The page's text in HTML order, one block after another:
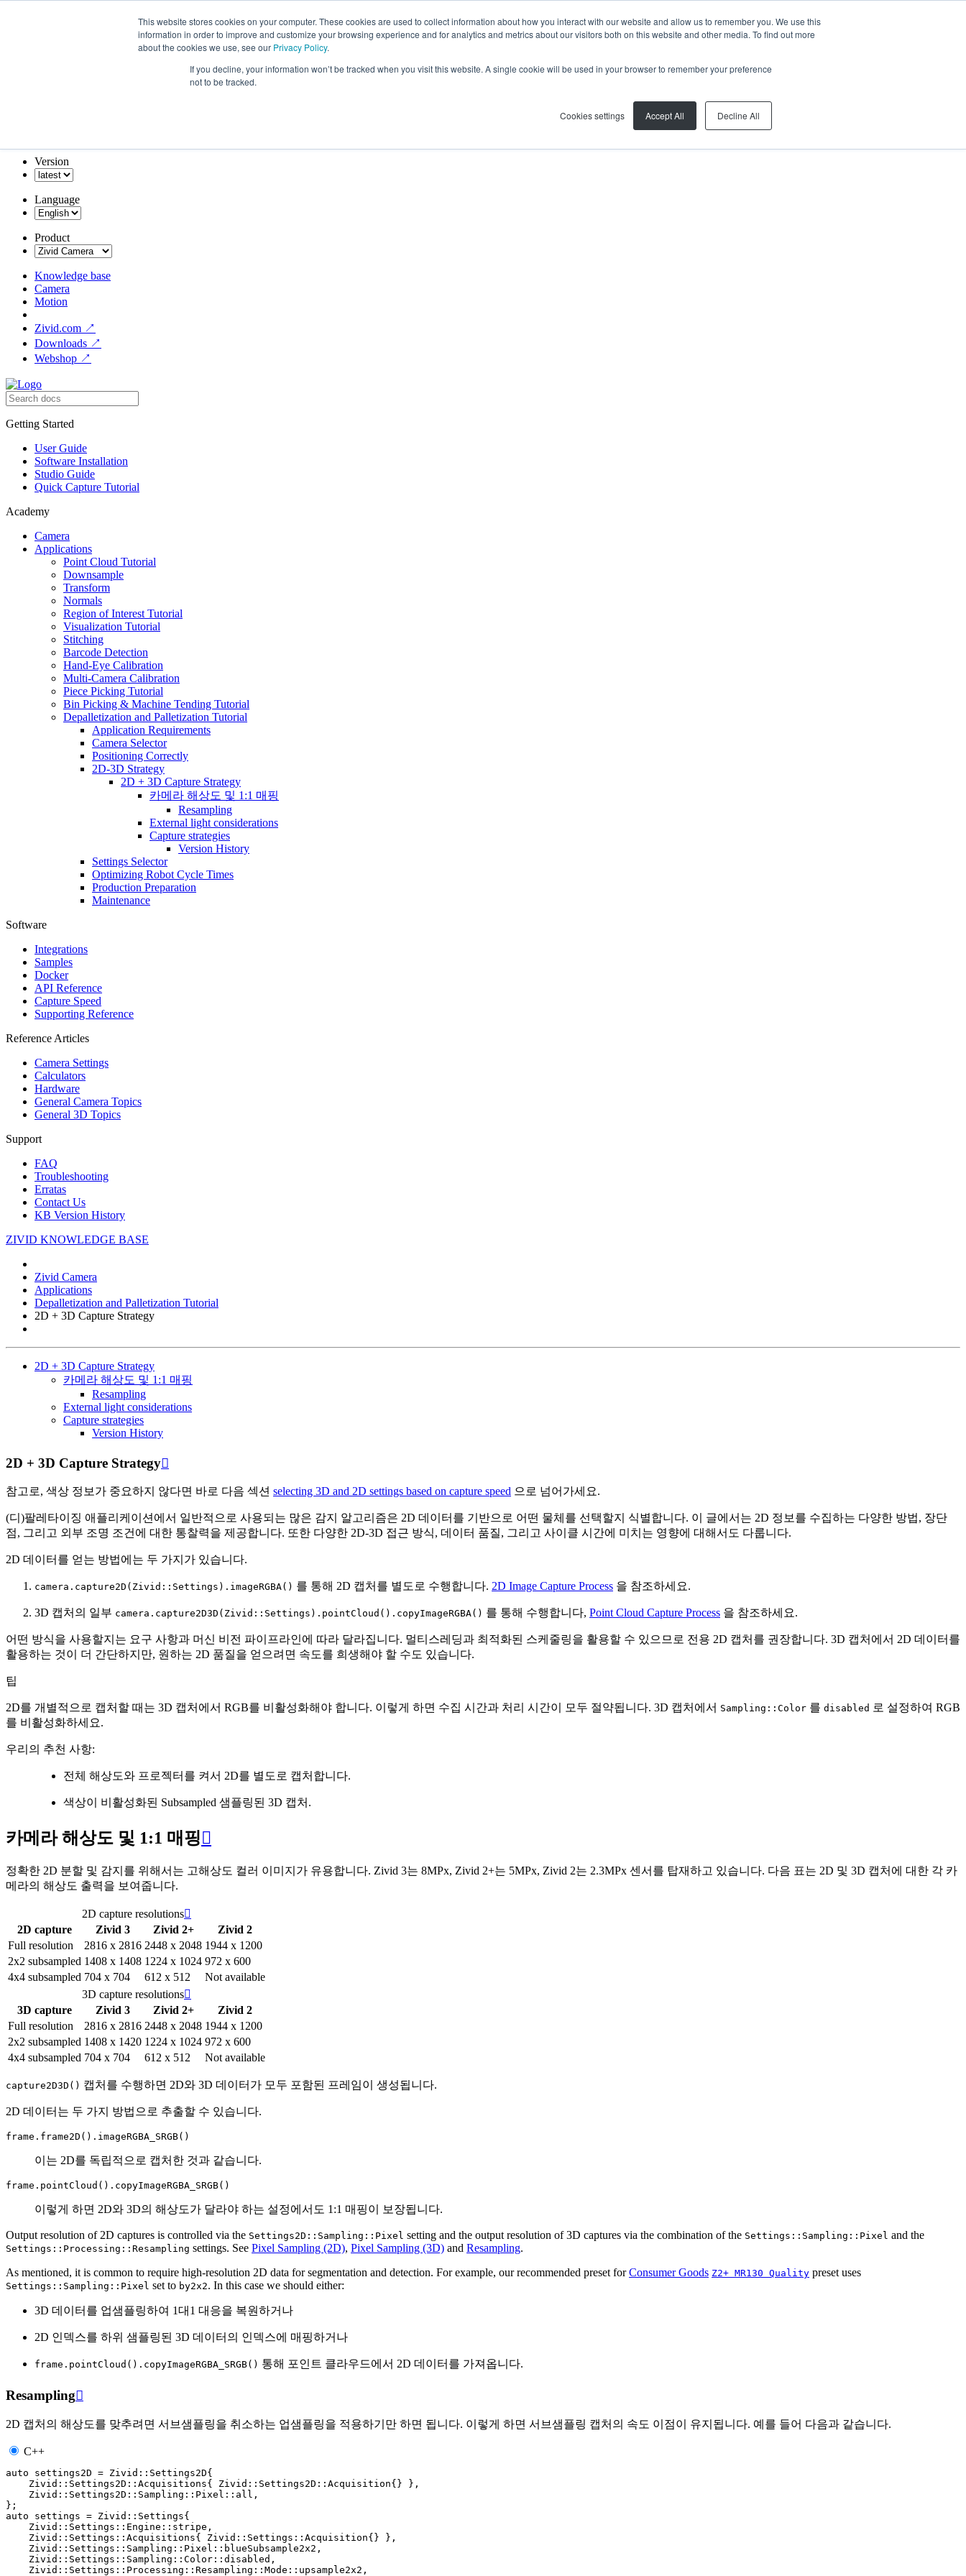
This website stores cookies on your computer. These cookies are used to collect information about how you interact with our website and allow us to remember you. We use this
information in order to improve and customize your browsing experience and for analytics and metrics about our visitors both on this website and other media. To find out more
about the cookies we use, see our Privacy Policy.
If you decline, your information won’t be tracked when you visit this website. A single cookie will be used in your browser to remember your preference
not to be tracked.
Cookies settings Accept All Decline All
Version
Language
Product
Knowledge base
Camera
Motion
Zivid.com ↗
Downloads ↗
Webshop ↗
Getting Started
User Guide
Software Installation
Studio Guide
Quick Capture Tutorial
Academy
Camera
Applications
Point Cloud Tutorial
Downsample
Transform
Normals
Region of Interest Tutorial
Visualization Tutorial
Stitching
Barcode Detection
Hand-Eye Calibration
Multi-Camera Calibration
Piece Picking Tutorial
Bin Picking & Machine Tending Tutorial
Depalletization and Palletization Tutorial
Application Requirements
Camera Selector
Positioning Correctly
2D-3D Strategy
2D + 3D Capture Strategy
카메라 해상도 및 1:1 매핑
Resampling
External light considerations
Capture strategies
Version History
Settings Selector
Optimizing Robot Cycle Times
Production Preparation
Maintenance
Software
Integrations
Samples
Docker
API Reference
Capture Speed
Supporting Reference
Reference Articles
Camera Settings
Calculators
Hardware
General Camera Topics
General 3D Topics
Support
FAQ
Troubleshooting
Erratas
Contact Us
KB Version History
ZIVID KNOWLEDGE BASE
Zivid Camera
Applications
Depalletization and Palletization Tutorial
2D + 3D Capture Strategy
2D + 3D Capture Strategy
카메라 해상도 및 1:1 매핑
Resampling
External light considerations
Capture strategies
Version History
2D + 3D Capture Strategy
참고로, 색상 정보가 중요하지 않다면 바로 다음 섹션 selecting 3D and 2D settings based on capture speed 으로 넘어가세요.
(디)팔레타이징 애플리케이션에서 일반적으로 사용되는 많은 감지 알고리즘은 2D 데이터를 기반으로 어떤 물체를 선택할지 식별합니다. 이 글에서는 2D 정보를 수집하는 다양한 방법, 장단
점, 그리고 외부 조명 조건에 대한 통찰력을 제공합니다. 또한 다양한 2D-3D 접근 방식, 데이터 품질, 그리고 사이클 시간에 미치는 영향에 대해서도 다룹니다.
2D 데이터를 얻는 방법에는 두 가지가 있습니다.
camera.capture2D(Zivid::Settings).imageRGBA() 를 통해 2D 캡처를 별도로 수행합니다. 2D Image Capture Process 을 참조하세요.
3D 캡처의 일부 camera.capture2D3D(Zivid::Settings).pointCloud().copyImageRGBA() 를 통해 수행합니다, Point Cloud Capture Process 을 참조하세요.
어떤 방식을 사용할지는 요구 사항과 머신 비전 파이프라인에 따라 달라집니다. 멀티스레딩과 최적화된 스케줄링을 활용할 수 있으므로 전용 2D 캡처를 권장합니다. 3D 캡처에서 2D 데이터를
활용하는 것이 더 간단하지만, 원하는 2D 품질을 얻으려면 속도를 희생해야 할 수도 있습니다.
팁
2D를 개별적으로 캡처할 때는 3D 캡처에서 RGB를 비활성화해야 합니다. 이렇게 하면 수집 시간과 처리 시간이 모두 절약됩니다. 3D 캡처에서 Sampling::Color 를 disabled 로 설정하여 RGB
를 비활성화하세요.
우리의 추천 사항:
전체 해상도와 프로젝터를 켜서 2D를 별도로 캡처합니다.
색상이 비활성화된 Subsampled 샘플링된 3D 캡처.
카메라 해상도 및 1:1 매핑
정확한 2D 분할 및 감지를 위해서는 고해상도 컬러 이미지가 유용합니다. Zivid 3는 8MPx, Zivid 2+는 5MPx, Zivid 2는 2.3MPx 센서를 탑재하고 있습니다. 다음 표는 2D 및 3D 캡처에 대한 각 카
메라의 해상도 출력을 보여줍니다.
2D capture resolutions
2D capture
Zivid 3 Zivid 2+
Zivid 2
Full resolution
2816 x 2816 2448 x 2048 1944 x 1200
2x2 subsampled 1408 x 1408 1224 x 1024 972 x 600
4x4 subsampled 704 x 704 612 x 512
Not available
3D capture resolutions
3D capture
Zivid 3 Zivid 2+
Zivid 2
Full resolution
2816 x 2816 2448 x 2048 1944 x 1200
2x2 subsampled 1408 x 1420 1224 x 1024 972 x 600
4x4 subsampled 704 x 704 612 x 512 Not available
capture2D3D() 캡처를 수행하면 2D와 3D 데이터가 모두 포함된 프레임이 생성됩니다.
2D 데이터는 두 가지 방법으로 추출할 수 있습니다.
frame.frame2D().imageRGBA_SRGB()
이는 2D를 독립적으로 캡처한 것과 같습니다.
frame.pointCloud().copyImageRGBA_SRGB()
이렇게 하면 2D와 3D의 해상도가 달라야 하는 설정에서도 1:1 매핑이 보장됩니다.
Output resolution of 2D captures is controlled via the Settings2D::Sampling::Pixel setting and the output resolution of 3D captures via the combination of the Settings::Sampling::Pixel and the
Settings::Processing::Resampling settings. See Pixel Sampling (2D), Pixel Sampling (3D) and Resampling.
As mentioned, it is common to require high-resolution 2D data for segmentation and detection. For example, our recommended preset forConsumer Goods Z2+ MR130 Quality preset uses
Settings::Sampling::Pixel set to by2x2. In this case we should either:
3D 데이터를 업샘플링하여 1대1 대응을 복원하거나
2D 인덱스를 하위 샘플링된 3D 데이터의 인덱스에 매핑하거나
frame.pointCloud().copyImageRGBA_SRGB() 통해 포인트 클라우드에서 2D 데이터를 가져옵니다.
Resampling
2D 캡처의 해상도를 맞추려면 서브샘플링을 취소하는 업샘플링을 적용하기만 하면 됩니다. 이렇게 하면 서브샘플링 캡처의 속도 이점이 유지됩니다. 예를 들어 다음과 같습니다.
C++
auto settings2D = Zivid :: Settings2D{
Zivid :: Settings2D :: Acquisitions{ Zivid :: Settings2D :: Acquisition{}
},
Zivid :: Settings2D :: Sampling :: Pixel :: all ,
};
auto
settings = Zivid :: Settings{
Zivid :: Settings :: Engine :: stripe ,
Zivid :: Settings :: Acquisitions{ Zivid :: Settings :: Acquisition{}
},
Zivid :: Settings :: Sampling :: Pixel :: blueSubsample2x2 ,
Zivid :: Settings :: Sampling :: Color :: disabled ,
Zivid :: Settings :: Processing :: Resampling :: Mode :: upsample2x2 ,